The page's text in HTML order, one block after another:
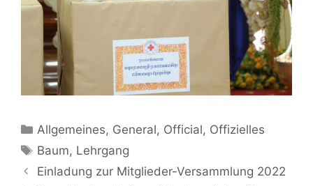
Kategorien
Allgemeines, General, Official, Offizielles
Schlagwörter
Baum, Lehrgang
Einladung zur Mitglieder-Versammlung 2022